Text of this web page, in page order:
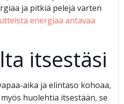
ja pitkiä pelejä varten
energiaa antavaa
itsestäsi
aika ja elintaso kohoaa,
huolehtia itsestään, se